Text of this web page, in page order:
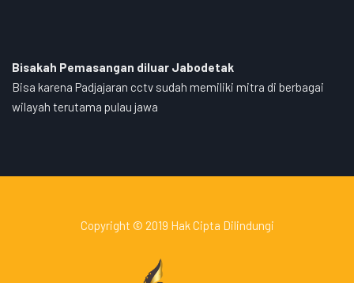
Bisakah Pemasangan diluar Jabodetak
Bisa karena Padjajaran cctv sudah memiliki mitra di berbagai
wilayah terutama pulau jawa
Copyright © 2019 Hak Cipta Dilindungi